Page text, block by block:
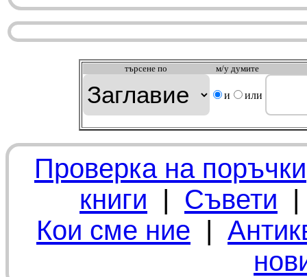
търсeне по м/у думите
и или
Проверка на поръчки
книги | Съвети
Кои сме ние |